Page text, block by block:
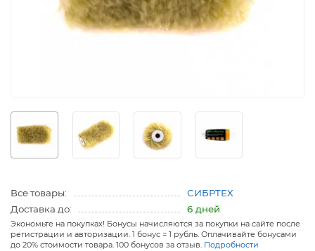
Все товары:
СИБРТЕХ
Доставка до:
6 дней
Экономьте на покупках! Бонусы начисляются за покупки на сайте после
регистрации и авторизации. 1 бонус = 1 рубль. Оплачивайте бонусами
до 20% стоимости товара. 100 бонусов за отзыв. Подробности